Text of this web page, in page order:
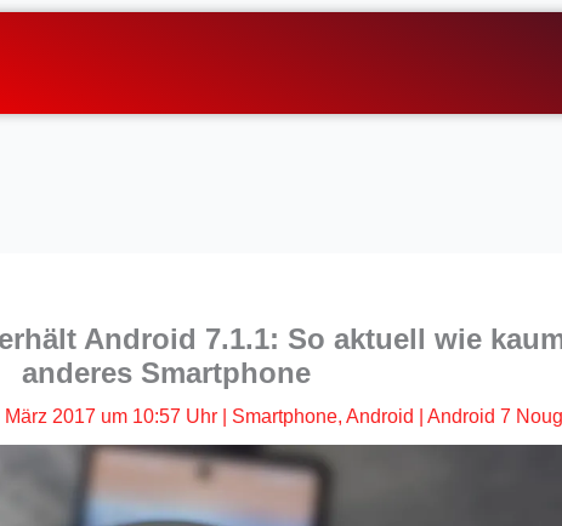
Android 7.1.1: So aktuell wie
anderes Smartphone
März 2017 um 10:57 Uhr Smartphone, Android Android 7